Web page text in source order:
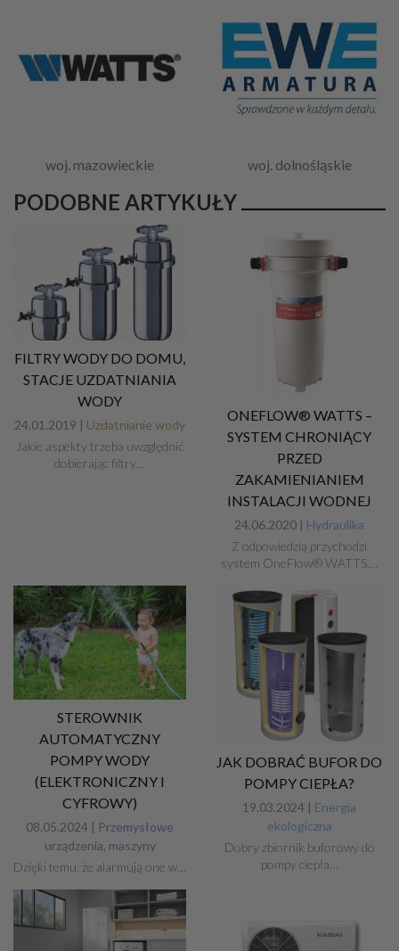
woj. mazowieckie woj. dolnośląskie
PODOBNE ARTYKUŁY
FILTRY WODY DO DOMU,
STACJE UZDATNIANIA
WODY
24.01.2019 | Uzdatnianie wody
Jakie aspekty trzeba uwzględnić
dobierając filtry…
ONEFLOW® WATTS –
SYSTEM CHRONIĄCY
PRZED
ZAKAMIENIANIEM
INSTALACJI WODNEJ
24.06.2020 | Hydraulika
Z odpowiedzią przychodzi
system OneFlow® WATTS,…
STEROWNIK
AUTOMATYCZNY
POMPY WODY
(ELEKTRONICZNY I
CYFROWY)
08.05.2024 | Przemysłowe
urządzenia, maszyny
Dzięki temu, że alarmują one w…
JAK DOBRAĆ BUFOR DO
POMPY CIEPŁA?
19.03.2024 | Energia
ekologiczna
Dobry zbiornik buforowy do
pompy ciepła…